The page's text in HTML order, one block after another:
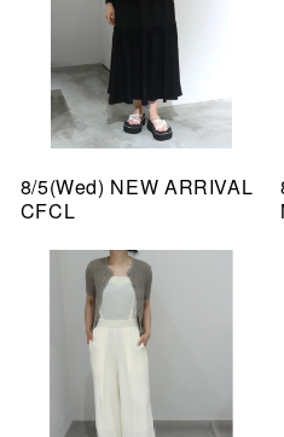
8/5(Wed) NEW ARRIVAL
CFCL